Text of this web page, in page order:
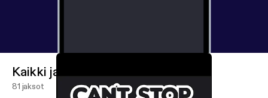
Kaikki jaksot
81 jaksot